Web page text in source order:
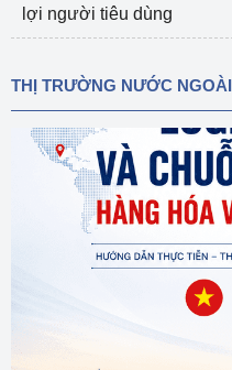
lợi người tiêu dùng
THỊ TRƯỜNG NƯỚC NGOÀI